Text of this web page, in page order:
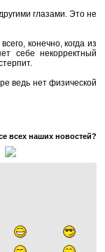
глазами. Это не
конечно, когда из
себе некорректный
ведь нет физической
всех наших новостей?